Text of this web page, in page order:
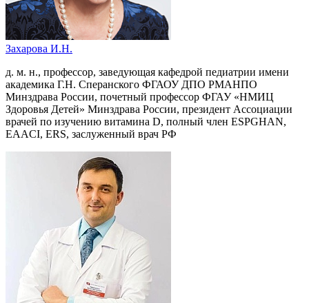
Захарова И.Н.
д. м. н., профессор, заведующая кафедрой педиатрии имени
академика Г.Н. Сперанского ФГАОУ ДПО РМАНПО
Минздрава России, почетный профессор ФГАУ «НМИЦ
Здоровья Детей» Минздрава России, президент Ассоциации
врачей по изучению витамина D, полный член ESPGHAN,
EAACI, ERS, заслуженный врач РФ